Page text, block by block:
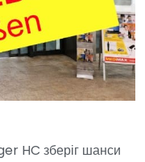
HC зберіг шанси